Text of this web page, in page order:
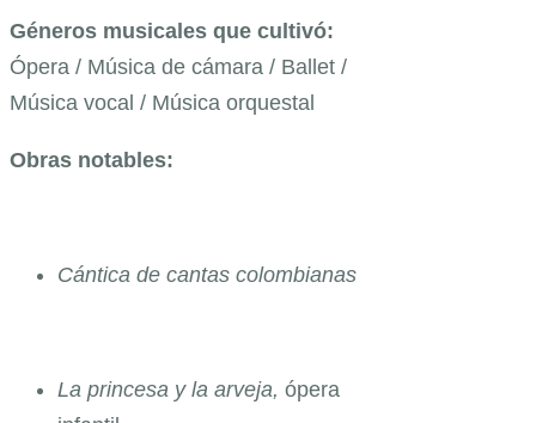
Géneros musicales que cultivó:
Ópera / Música de cámara / Ballet /
Música vocal / Música orquestal
Obras notables:
Cántica de cantas colombianas
La princesa y la arveja, ópera